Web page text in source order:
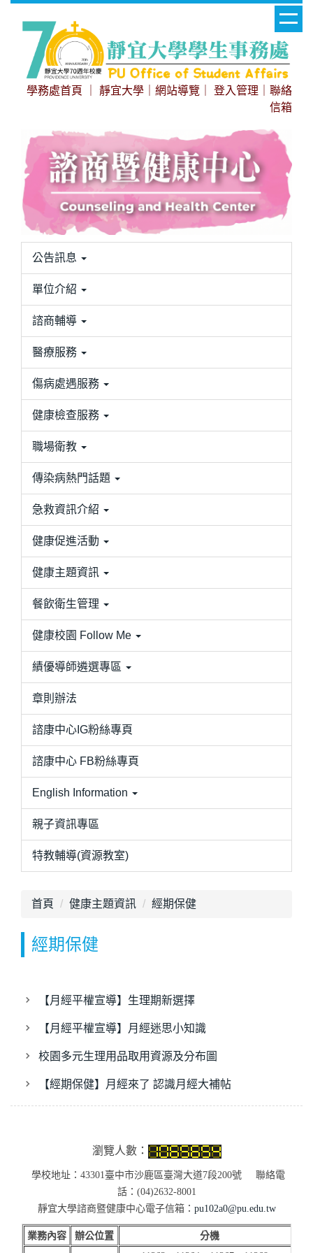
學務處首頁 靜宜大學 網站導覽 登入管理
聯絡
信箱
公告訊息
單位介紹
諮商輔導
醫療服務
傷病處遇服務
健康檢查服務
職場衛教
傳染病熱門話題
急救資訊介紹
健康促進活動
健康主題資訊
餐飲衛生管理
健康校園 Follow Me
績優導師遴選專區
章則辦法
諮康中心IG粉絲專頁
諮康中心 FB粉絲專頁
English Information
親子資訊專區
特教輔導(資源教室)
首頁 健康主題資訊 經期保健
經期保健
【月經平權宣導】生理期新選擇
【月經平權宣導】月經迷思小知識
校園多元生理用品取用資源及分布圖
【經期保健】月經來了 認識月經大補帖
瀏覽人數：
學校地址：43301臺中市沙鹿區臺灣大道7段200號 聯絡電
話：(04)2632-8001
靜宜大學諮商暨健康中心電子信箱： pu102a0@pu.edu.tw
業務內容 辦公位置
分機